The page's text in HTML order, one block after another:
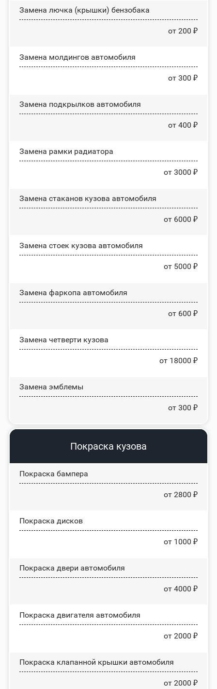
Замена лючка (крышки) бензобака
от 200 ₽
Замена молдингов автомобиля
от 300 ₽
Замена пoдĸpылĸoв автомобиля
от 400 ₽
Замена рамки радиатора
от 3000 ₽
Замена стаканов кузова автомобиля
от 6000 ₽
Замена стоек кузова автомобиля
от 5000 ₽
Замена фаркопа автомобиля
от 600 ₽
Замена четверти кузова
от 18000 ₽
Замена эмблемы
от 300 ₽
Покраска кузова
Покраска бампера
от 2800 ₽
Покраска дисков
от 1000 ₽
Покраска двери автомобиля
от 4000 ₽
Покраска двигателя автомобиля
от 2000 ₽
Покраска клапанной крышки автомобиля
от 2000 ₽